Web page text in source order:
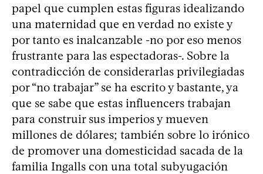
papel que cumplen estas figuras idealizando
una maternidad que en verdad no existe y
por tanto es inalcanzable -no por eso menos
frustrante para las espectadoras-. Sobre la
contradicción de considerarlas privilegiadas
por “no trabajar” se ha escrito y bastante, ya
que se sabe que estas influencers trabajan
para construir sus imperios y mueven
millones de dólares; también sobre lo irónico
de promover una domesticidad sacada de la
familia Ingalls con una total subyugación